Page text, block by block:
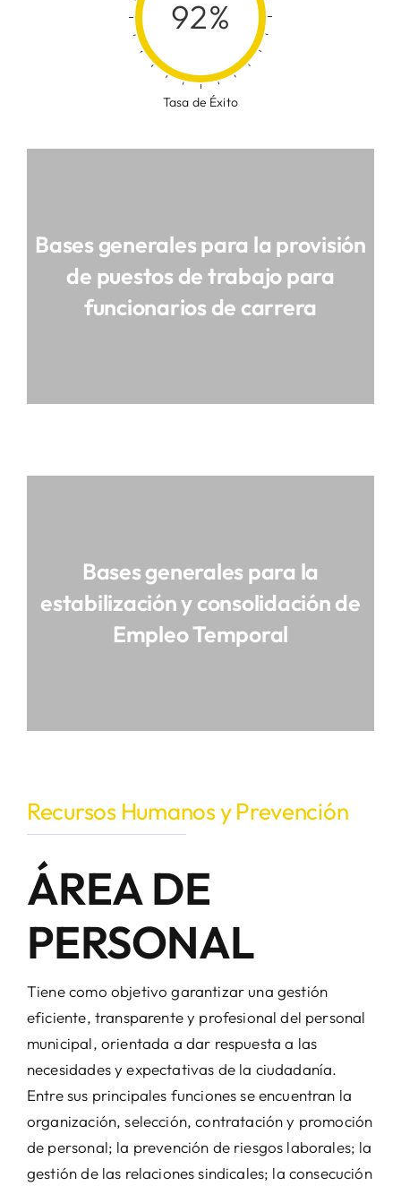
92%
Tasa de Éxito
Bases generales para la provisión
de puestos de trabajo para
funcionarios de carrera
Bases generales para la
estabilización y consolidación de
Empleo Temporal
Recursos Humanos y Prevención
ÁREA DE
PERSONAL
Tiene como objetivo garantizar una gestión
eficiente, transparente y profesional del personal
municipal, orientada a dar respuesta a las
necesidades y expectativas de la ciudadanía.
Entre sus principales funciones se encuentran la
organización, selección, contratación y promoción
de personal; la prevención de riesgos laborales; la
gestión de las relaciones sindicales; la consecución